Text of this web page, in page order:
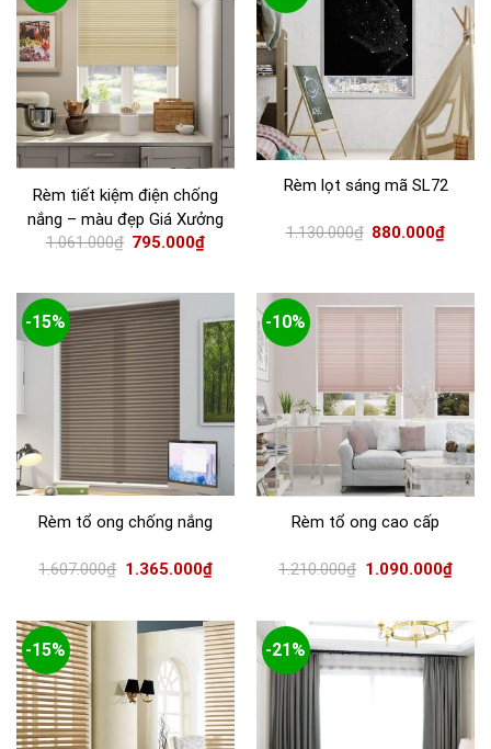
Rèm tiết kiệm điện chống
nắng – màu đẹp Giá Xưởng
1.061.000₫ 795.000₫
Rèm lọt sáng mã SL72
1.130.000₫ 880.000₫
-15%
Rèm tổ ong chống nắng
1.607.000₫ 1.365.000₫
-10%
Rèm tổ ong cao cấp
1.210.000₫ 1.090.000₫
-15% -21%